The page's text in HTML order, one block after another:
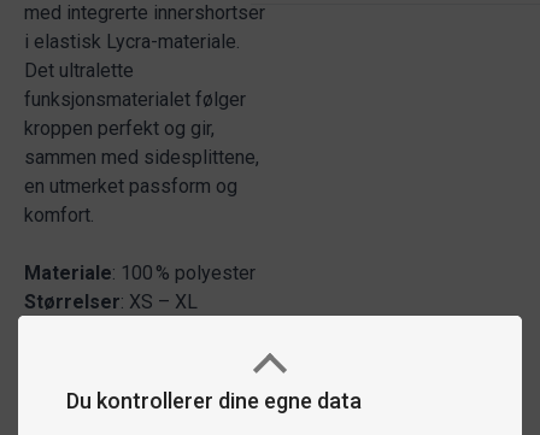
Du kontrollerer dine egne data
med integrerte innershortser
i elastisk Lycra-materiale.
Det ultralette
funksjonsmaterialet følger
kroppen perfekt og gir,
sammen med sidesplittene,
en utmerket passform og
komfort.
Materiale: 100 % polyester
Størrelser: XS – XL